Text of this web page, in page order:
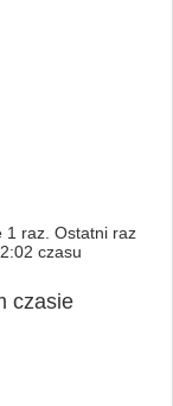
1 raz. Ostatni raz
czasu
czasie